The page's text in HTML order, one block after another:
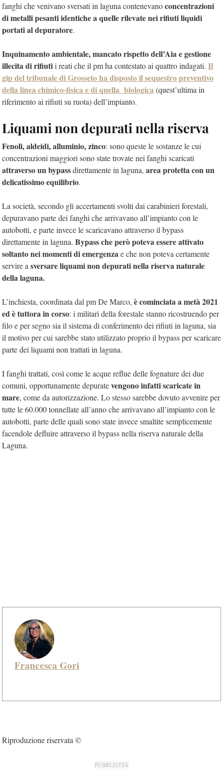
fanghi che venivano sversati in laguna contenevanoconcentrazioni
di metalli pesanti identiche a quelle rilevate nei rifiuti liquidi
portati al depuratore.
Inquinamento ambientale, mancato rispetto dell’Aia e gestione
illecita di rifiutii reati che il pm ha contestato ai quattro indagati. Il
gip del tribunale di Grosseto ha disposto il sequestro preventivo
della linea chimico-fisica e di quella biologica(quest’ultima in
riferimento ai rifiuti su ruota) dell’impianto.
Liquami non depurati nella riserva
Fenoli, aldeidi, alluminio, zinco: sono queste le sostanze le cui
concentrazioni maggiori sono state trovate nei fanghi scaricati
attraverso un bypassdirettamente in laguna, area protetta con un
delicatissimo equilibrio.
La società, secondo gli accertamenti svolti dai carabinieri forestali,
depuravano parte dei fanghi che arrivavano all’impianto con le
autobotti, e parte invece le scaricavano attraverso il bypass
direttamente in laguna. Bypass che però poteva essere attivato
soltanto nei momenti di emergenzae che non poteva certamente
servire a sversare liquami non depurati nella riserva naturale
della laguna.
L’inchiesta, coordinata dal pm De Marco, è cominciata a metà 2021
ed è tuttora in corso: i militari della forestale stanno ricostruendo per
filo e per segno sia il sistema di conferimento dei rifiuti in laguna, sia
il motivo per cui sarebbe stato utilizzato proprio il bypass per scaricare
parte dei liquami non trattati in laguna.
I fanghi trattati, così come le acque reflue delle fognature dei due
comuni, opportunamente depuratevengono infatti scaricate in
mare, come da autorizzazione. Lo stesso sarebbe dovuto avvenire per
tutte le 60.000 tonnellate all’anno che arrivavano all’impianto con le
autobotti, parte delle quali sono state invece smaltite semplicemente
facendole defluire attraverso il bypass nella riserva naturale della
Laguna.
Francesca Gori
Riproduzione riservata ©
PUBBLICITÀ